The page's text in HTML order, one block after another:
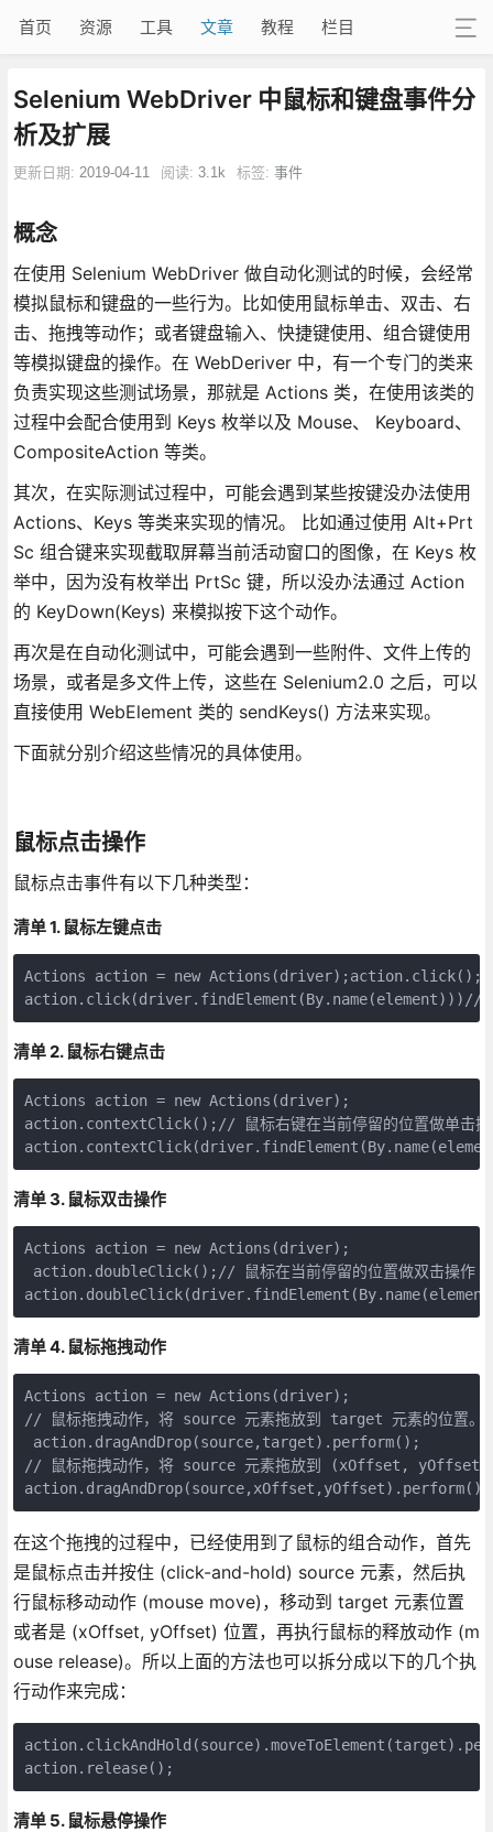
首页 资源 工具 文章 教程 栏目
Selenium WebDriver 中鼠标和键盘事件分
析及扩展
更新日期: 2019-04-11 阅读: 3.1k 标签: 事件
概念
在使用 Selenium WebDriver 做自动化测试的时候，会经常
模拟鼠标和键盘的一些行为。比如使用鼠标单击、双击、右
击、拖拽等动作；或者键盘输入、快捷键使用、组合键使用
等模拟键盘的操作。在 WebDeriver 中，有一个专门的类来
负责实现这些测试场景，那就是 Actions 类，在使用该类的
过程中会配合使用到 Keys 枚举以及 Mouse、 Keyboard、
CompositeAction 等类。
其次，在实际测试过程中，可能会遇到某些按键没办法使用
Actions、Keys 等类来实现的情况。 比如通过使用 Alt+Prt
Sc 组合键来实现截取屏幕当前活动窗口的图像，在 Keys 枚
举中，因为没有枚举出 PrtSc 键，所以没办法通过 Action
的 KeyDown(Keys) 来模拟按下这个动作。
再次是在自动化测试中，可能会遇到一些附件、文件上传的
场景，或者是多文件上传，这些在 Selenium2.0 之后，可以
直接使用 WebElement 类的 sendKeys() 方法来实现。
下面就分别介绍这些情况的具体使用。
鼠标点击操作
鼠标点击事件有以下几种类型：
清单 1. 鼠标左键点击
Actions action = new Actions(driver);action.click();// 鼠
action.click(driver.findElement(By.name(element)))// 鼠
清单 2. 鼠标右键点击
Actions action = new Actions(driver);
action.contextClick();// 鼠标右键在当前停留的位置做单击操
清单 3. 鼠标双击操作
Actions action = new Actions(driver);
action.doubleClick();// 鼠标在当前停留的位置做双击操作
清单 4. 鼠标拖拽动作
Actions action = new Actions(driver);
// 鼠标拖拽动作，将 source 元素拖放到 target 元素的位置。
action.dragAndDrop(source,target).perform();
// 鼠标拖拽动作，将 source 元素拖放到 (xOffset, yOffset)
action.dragAndDrop(source,xOffset,yOffset).perform();
在这个拖拽的过程中，已经使用到了鼠标的组合动作，首先
是鼠标点击并按住 (click-and-hold) source 元素，然后执
行鼠标移动动作 (mouse move)，移动到 target 元素位置
或者是 (xOffset, yOffset) 位置，再执行鼠标的释放动作 (m
ouse release)。所以上面的方法也可以拆分成以下的几个执
行动作来完成：
action.release();
清单 5. 鼠标悬停操作